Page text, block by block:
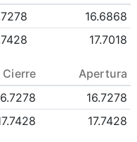
16.6868
17.7018
Apertura
16.7278
17.7428